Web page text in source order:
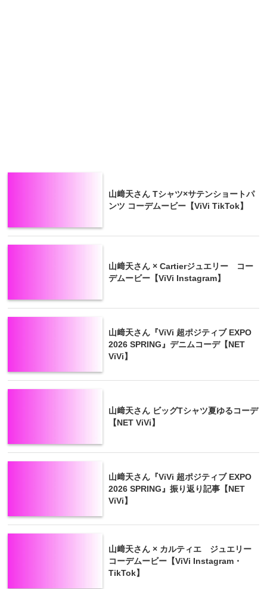
山﨑天さん Tシャツ×サテンショートパ
ンツ コーデムービー【ViVi TikTok】
山﨑天さん × Cartierジュエリー コー
デムービー【ViVi Instagram】
山﨑天さん『ViVi 超ポジティブ EXPO
2026 SPRING』デニムコーデ【NET
ViVi】
山﨑天さん ビッグTシャツ夏ゆるコーデ
【NET ViVi】
山﨑天さん『ViVi 超ポジティブ EXPO
2026 SPRING』振り返り記事【NET
ViVi】
山﨑天さん × カルティエ ジュエリー
コーデムービー【ViVi Instagram・
TikTok】